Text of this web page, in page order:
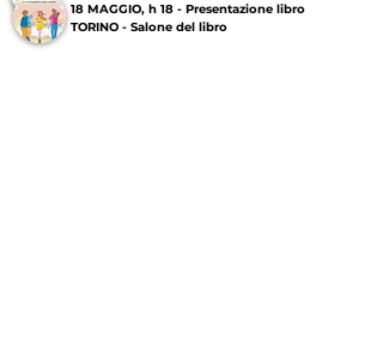
18 MAGGIO, h 18 - Presentazione libro
TORINO - Salone del libro